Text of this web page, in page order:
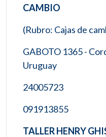
CAMBIO
(Rubro: Cajas de
GABOTO 1365 -
Uruguay
24005723
091913855
TALLER HENRY